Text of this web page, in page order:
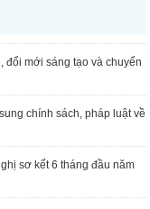
đổi mới sáng tạo và chuyển
chính sách, pháp luật về
sơ kết 6 tháng đầu năm